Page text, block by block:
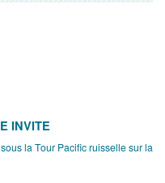
INVITE
la Tour Pacific ruisselle sur la